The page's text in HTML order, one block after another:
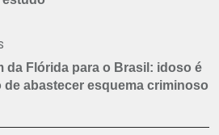
da Flórida para o Brasil: idoso é
de abastecer esquema criminoso